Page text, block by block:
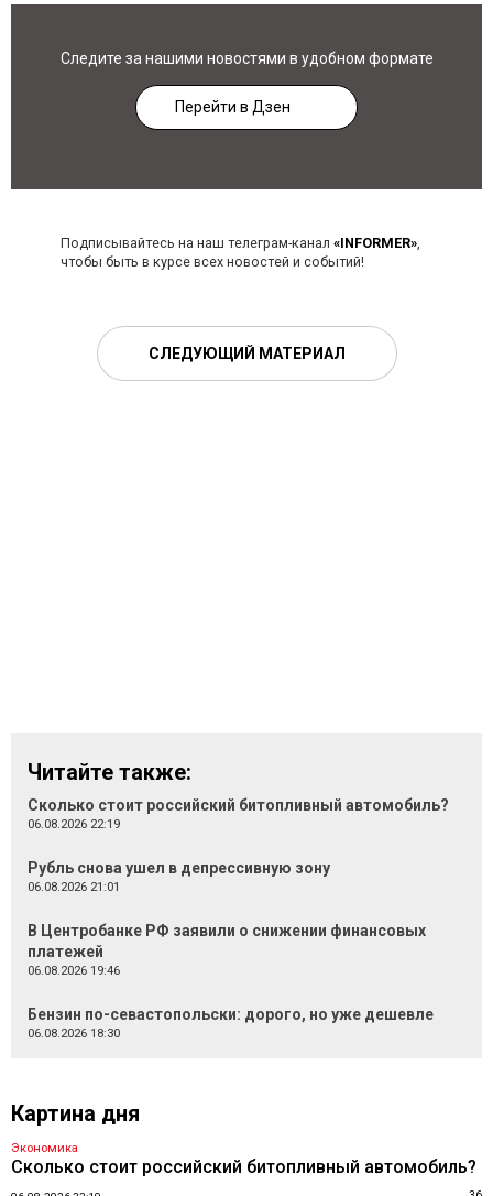
Следите за нашими новостями в удобном формате
Перейти в Дзен
Подписывайтесь на наш телеграм-канал «INFORMER»,
чтобы быть в курсе всех новостей и событий!
СЛЕДУЮЩИЙ МАТЕРИАЛ
Читайте также:
Сколько стоит российский битопливный автомобиль?
06.08.2026 22:19
Рубль снова ушел в депрессивную зону
06.08.2026 21:01
В Центробанке РФ заявили о снижении финансовых
платежей
06.08.2026 19:46
Бензин по-севастопольски: дорого, но уже дешевле
06.08.2026 18:30
Картина дня
Экономика
Сколько стоит российский битопливный автомобиль?